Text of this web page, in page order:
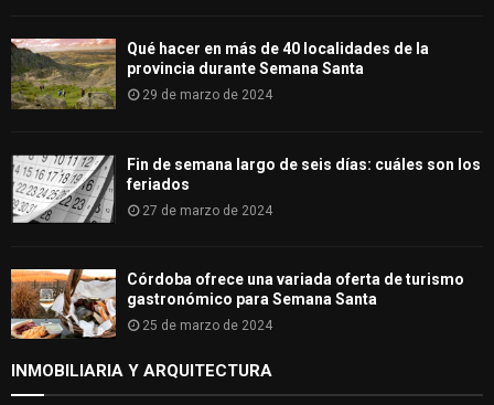
Qué hacer en más de 40 localidades de la
provincia durante Semana Santa
29 de marzo de 2024
Fin de semana largo de seis días: cuáles son los
feriados
27 de marzo de 2024
Córdoba ofrece una variada oferta de turismo
gastronómico para Semana Santa
25 de marzo de 2024
INMOBILIARIA Y ARQUITECTURA